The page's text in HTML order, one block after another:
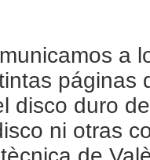
a
páginas
disco duro
ni otras